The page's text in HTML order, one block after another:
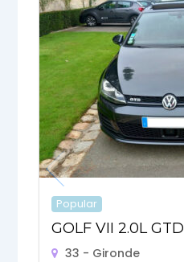
Popular
GOLF VII 2.0L GTD
33 - Gironde